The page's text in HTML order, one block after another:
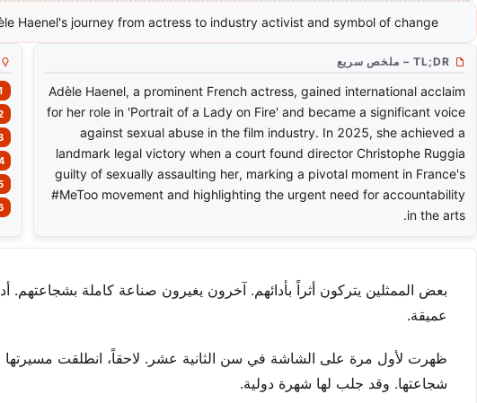
Haenel's journey from actress to industry activist and symbol of change.
TL;DR – ملخص سريع
Adèle Haenel, a prominent French actress, gained international acclaim
for her role in 'Portrait of a Lady on Fire' and became a significant voice
against sexual abuse in the film industry. In 2025, she achieved a
landmark legal victory when a court found director Christophe Ruggia
guilty of sexually assaulting her, marking a pivotal moment in France's
#MeToo movement and highlighting the urgent need for accountability
in the arts.
بعض الممثلين يتركون أثراً بأدائهم. آخرون يغيرون صناعة كاملة بشجاعتهم.
عميقة.
شجاعتها. وقد جلب لها شهرة دولية.